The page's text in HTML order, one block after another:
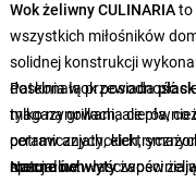
Wok żeliwny CULINARIAto
wszystkich miłośników
solidnej konstrukcji
doskonałą przewodność
magazynowania ciepła,
potraw azjatyckich,
specjałów.
Patelnia wok posiada
tylko na grillach, ale
ceramicznych,
mocne uchwyty
Naturalne właściwości